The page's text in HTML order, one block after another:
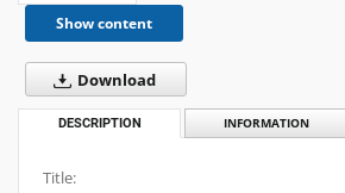
Show content
Download
DESCRIPTION INFORMATION
Title: